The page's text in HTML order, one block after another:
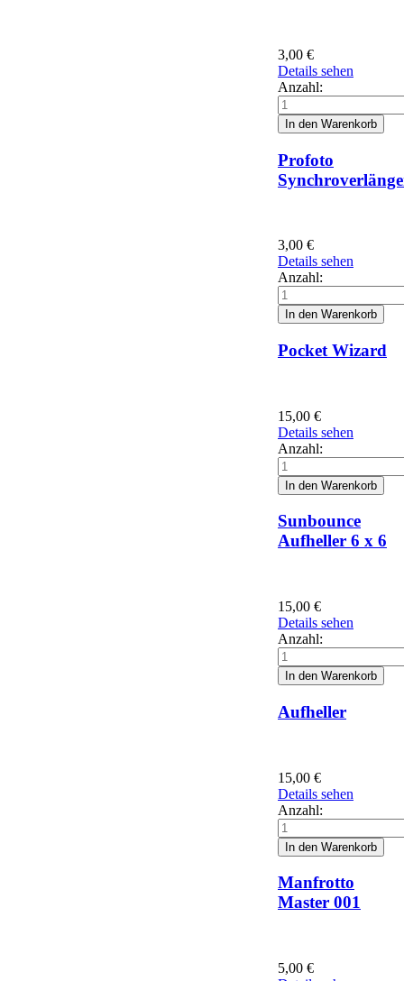
3,00 €
Details sehen
Anzahl:
Profoto
3,00 €
Details sehen
Anzahl:
Pocket Wizard
15,00 €
Details sehen
Anzahl:
Sunbounce
Aufheller 6 x 6
15,00 €
Details sehen
Anzahl:
Aufheller
15,00 €
Details sehen
Anzahl:
Manfrotto
Master 001
5,00 €